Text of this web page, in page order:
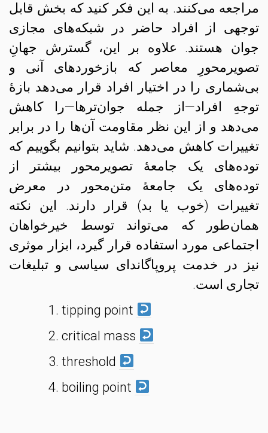
مراجعه می‌کنند. به این فکر کنید که بخش قابل
توجهی از افراد حاضر در شبکه‌های مجازی
جوان هستند. علاوه بر این، گسترش جهانِ
تصویرمحورِ معاصر که بازخوردهای آنی و
بی‌شماری را در اختیار افراد قرار می‌دهد بازهٔ
توجهِ افراد—از جمله جوان‌ترها—را کاهش
می‌دهد و از این نظر مقاومت آن‌ها را در برابر
تغییرات کاهش می‌دهد. شاید بتوانیم بگوییم که
توده‌های یک جامعهٔ تصویرمحور بیشتر از
توده‌های یک جامعهٔ متن‌محور در معرض
تغییرات (خوب یا بد) قرار دارند. این نکته
همان‌طور که می‌تواند توسط خیرخواهان
اجتماعی مورد استفاده قرار گیرد، ابزار موثری
نیز در خدمت پروپاگاندای سیاسی و تبلیغات
تجاری است.
tipping point
critical mass
threshold
boiling point